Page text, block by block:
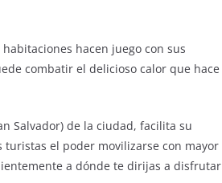
hacen juego con sus
combatir el delicioso calor que hace
Salvador) de la ciudad, facilita su
el poder movilizarse con mayor
a dónde te dirijas a disfrutar